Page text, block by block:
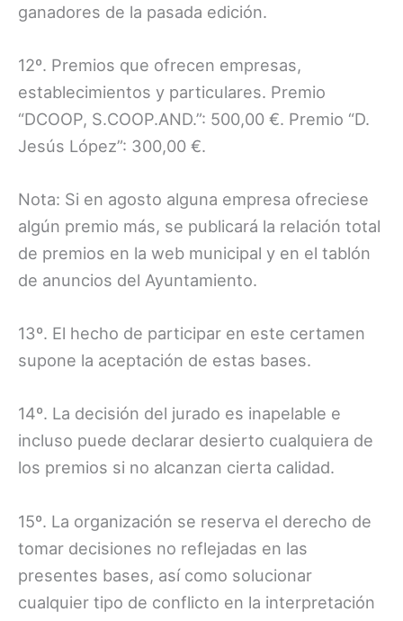
ganadores de la pasada edición.
12º. Premios que ofrecen empresas,
establecimientos y particulares. Premio
“DCOOP, S.COOP.AND.”: 500,00 €. Premio “D.
Jesús López”: 300,00 €.
Nota: Si en agosto alguna empresa ofreciese
algún premio más, se publicará la relación total
de premios en la web municipal y en el tablón
de anuncios del Ayuntamiento.
13º. El hecho de participar en este certamen
supone la aceptación de estas bases.
14º. La decisión del jurado es inapelable e
incluso puede declarar desierto cualquiera de
los premios si no alcanzan cierta calidad.
15º. La organización se reserva el derecho de
tomar decisiones no reflejadas en las
presentes bases, así como solucionar
cualquier tipo de conflicto en la interpretación